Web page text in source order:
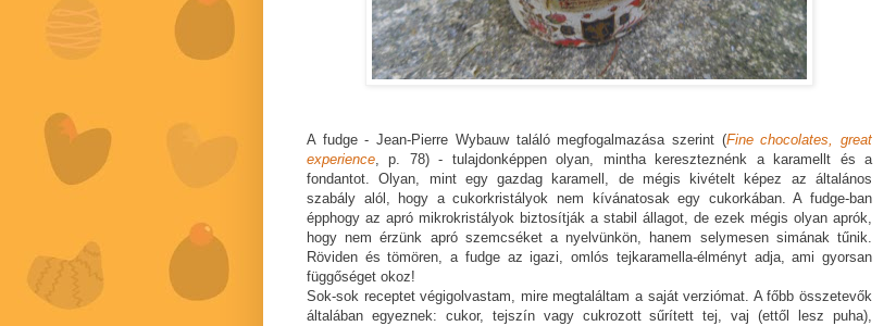
A fudge - Jean-Pierre Wybauw találó megfogalmazása szerint (Fine chocolates, great
experience, p. 78) - tulajdonképpen olyan, mintha kereszteznénk a karamellt és a
fondantot. Olyan, mint egy gazdag karamell, de mégis kivételt képez az általános
szabály alól, hogy a cukorkristályok nem kívánatosak egy cukorkában. A fudge-ban
épphogy az apró mikrokristályok biztosítják a stabil állagot, de ezek mégis olyan aprók,
hogy nem érzünk apró szemcséket a nyelvünkön, hanem selymesen simának tűnik.
Röviden és tömören, a fudge az igazi, omlós tejkaramella-élményt adja, ami gyorsan
függőséget okoz!
Sok-sok receptet végigolvastam, mire megtaláltam a saját verziómat. A főbb összetevők
általában egyeznek: cukor, tejszín vagy cukrozott sűrített tej, vaj (ettől lesz puha),